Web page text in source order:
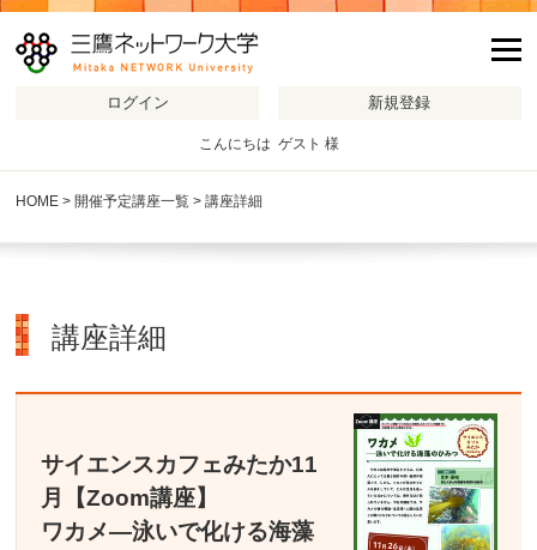
こんにちは ゲスト 様
HOME > 開催予定講座一覧 > 講座詳細
講座詳細
サイエンスカフェみたか11
月【Zoom講座】
ワカメ―泳いで化ける海藻